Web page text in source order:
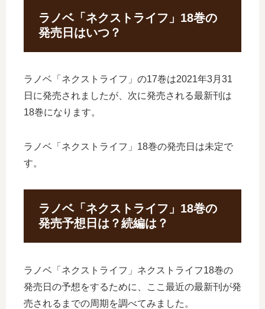
ラノベ「ネクストライフ」18巻の
発売日はいつ？
ラノベ「ネクストライフ」の17巻は2021年3月31
日に発売されましたが、次に発売される最新刊は
18巻になります。
ラノベ「ネクストライフ」18巻の発売日は未定で
す。
ラノベ「ネクストライフ」18巻の
発売予想日は？続編は？
ラノベ「ネクストライフ」ネクストライフ18巻の
発売日の予想をするために、ここ最近の最新刊が発
売されるまでの周期を調べてみました。